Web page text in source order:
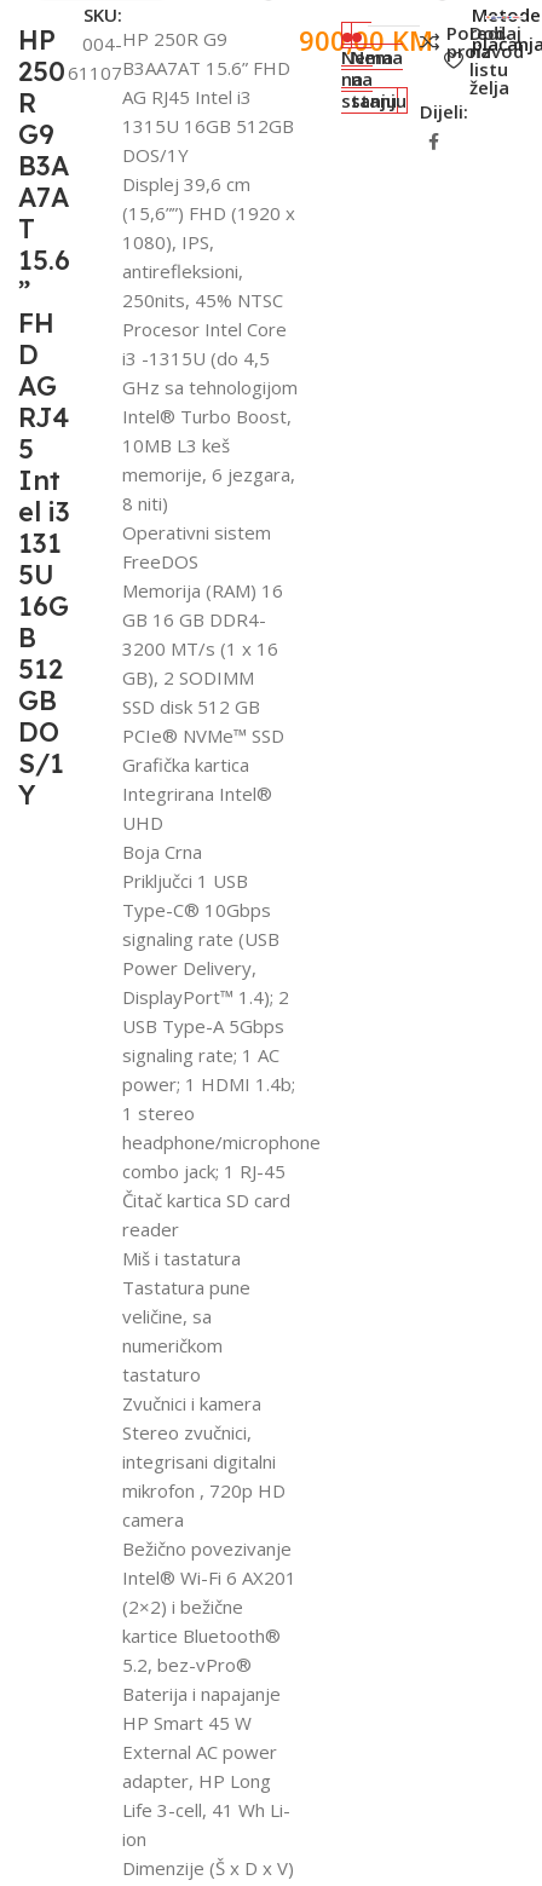
HP
250
R
G9
B3A
A7A
T
15.6
”
FH
D
AG
RJ4
5
Int
el i3
131
5U
16G
B
512
GB
DO
S/1
Y
SKU:
004-
61107
HP 250R G9
B3AA7AT 15.6” FHD
AG RJ45 Intel i3
1315U 16GB 512GB
DOS/1Y
Displej 39,6 cm
(15,6””) FHD (1920 x
1080), IPS,
antirefleksioni,
250nits, 45% NTSC
Procesor Intel Core
i3 -1315U (do 4,5
GHz sa tehnologijom
Intel® Turbo Boost,
10MB L3 keš
memorije, 6 jezgara,
8 niti)
Operativni sistem
FreeDOS
Memorija (RAM) 16
GB 16 GB DDR4-
3200 MT/s (1 x 16
GB), 2 SODIMM
SSD disk 512 GB
PCIe® NVMe™ SSD
Grafička kartica
Integrirana Intel®
UHD
Boja Crna
Priključci 1 USB
Type-C® 10Gbps
signaling rate (USB
Power Delivery,
DisplayPort™ 1.4); 2
USB Type-A 5Gbps
signaling rate; 1 AC
power; 1 HDMI 1.4b;
1 stereo
headphone/microphone
combo jack; 1 RJ-45
Čitač kartica SD card
reader
Miš i tastatura
Tastatura pune
veličine, sa
numeričkom
tastaturo
Zvučnici i kamera
Stereo zvučnici,
integrisani digitalni
mikrofon , 720p HD
camera
Bežično povezivanje
Intel® Wi-Fi 6 AX201
(2×2) i bežične
kartice Bluetooth®
5.2, bez-vPro®
Baterija i napajanje
HP Smart 45 W
External AC power
adapter, HP Long
Life 3-cell, 41 Wh Li-
ion
Dimenzije (Š x D x V)
900,00KM
Nema
na
stanju
Nema
na
stanju
Poredi
proizvod
Dodaj
na
listu
želja
Dijeli:
Metode